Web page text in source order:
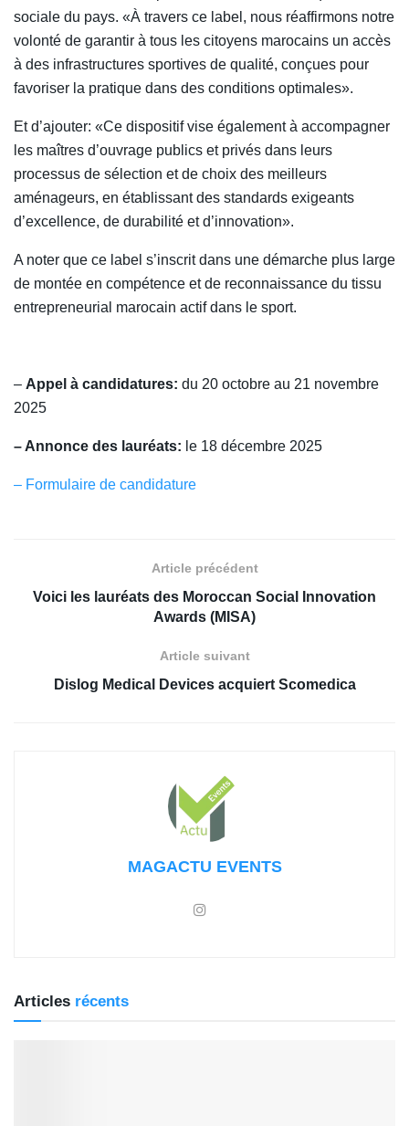
sociale du pays. «À travers ce label, nous réaffirmons notre
volonté de garantir à tous les citoyens marocains un accès
à des infrastructures sportives de qualité, conçues pour
favoriser la pratique dans des conditions optimales».
Et d’ajouter: «Ce dispositif vise également à accompagner
les maîtres d’ouvrage publics et privés dans leurs
processus de sélection et de choix des meilleurs
aménageurs, en établissant des standards exigeants
d’excellence, de durabilité et d’innovation».
A noter que ce label s’inscrit dans une démarche plus large
de montée en compétence et de reconnaissance du tissu
entrepreneurial marocain actif dans le sport.
– Appel à candidatures: du 20 octobre au 21 novembre
2025
– Annonce des lauréats: le 18 décembre 2025
– Formulaire de candidature
Article précédent
Voici les lauréats des Moroccan Social Innovation
Awards (MISA)
Article suivant
Dislog Medical Devices acquiert Scomedica
MAGACTU EVENTS
Articles récents